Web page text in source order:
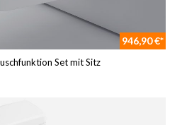
946,90 €*
Set mit Sitz